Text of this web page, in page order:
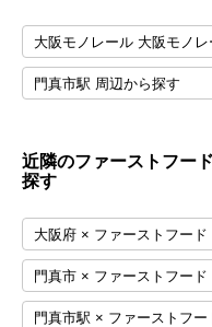
大阪モノレール 大阪モノ
門真市駅 周辺から探す
近隣のファーストフー
探す
大阪府 × ファーストフード
門真市 × ファーストフード
門真市駅 × ファーストフー